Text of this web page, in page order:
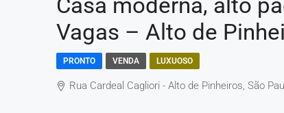
Vagas – Alto de
PRONTO VENDA LUXUOSO
Rua Cardeal Cagliori - Alto de Pinheiros, São